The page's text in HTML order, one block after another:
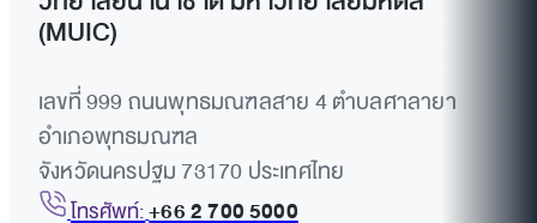
(MUIC)
เลขที่ 999 ถนนพุทธมณฑลสาย 4 ตำบลศาลายา
อำเภอพุทธมณฑล
จังหวัดนครปฐม 73170 ประเทศไทย
โทรศัพท์:+66 2 700 5000